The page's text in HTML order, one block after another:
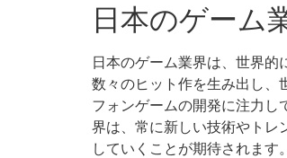
日本のゲーム
日本のゲーム業界は、世界的
数々のヒット作を生み出し、
フォンゲームの開発に注力し
界は、常に新しい技術やトレ
していくことが期待されま